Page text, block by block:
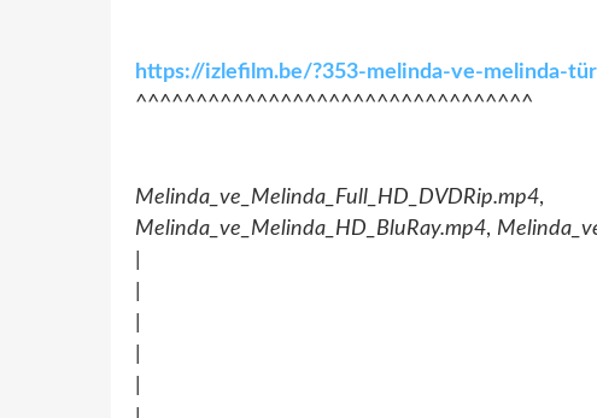
https://izlefilm.be/?353-melinda-ve-melinda-
^^^^^^^^^^^^^^^^^^^^^^^^^^^^^^^^^
Melinda_ve_Melinda_Full_HD_DVDRip.mp4
Melinda_ve_Melinda_HD_BluRay.mp4,